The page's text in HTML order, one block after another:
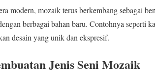
modern, mozaik terus berkembang sebagai
berbagai bahan baru. Contohnya seperti
desain yang unik dan ekspresif.
Jenis Seni Mozaik